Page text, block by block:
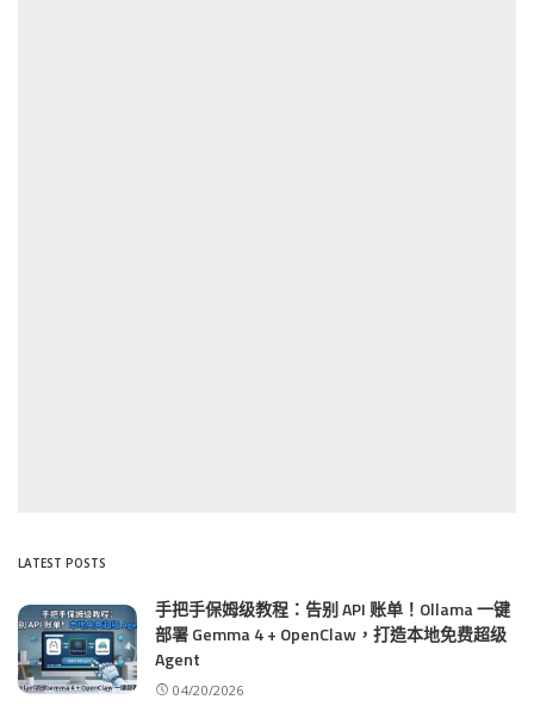
LATEST POSTS
手把手保姆级教程：告别 API 账单！Ollama 一键
部署 Gemma 4 + OpenClaw，打造本地免费超级
Agent
04/20/2026